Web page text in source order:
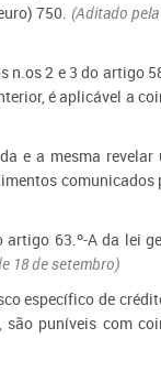
750. (Aditado
n.os 2 e 3 do artigo
é aplicável a
e a mesma revelar
comunicados
artigo 63.º-A da lei
18 de setembro)
específico de
puníveis com